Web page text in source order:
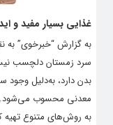
غذایی بسیار مفید و
به گزارش “خبرخوی” به
سرد زمستان دلچسب
بدن دارد، به‌دلیل وجود
معدنی محسوب می‌شود.
به‌ روش‌های متنوع تهیه